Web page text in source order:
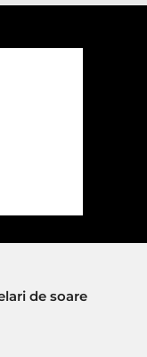
de soare